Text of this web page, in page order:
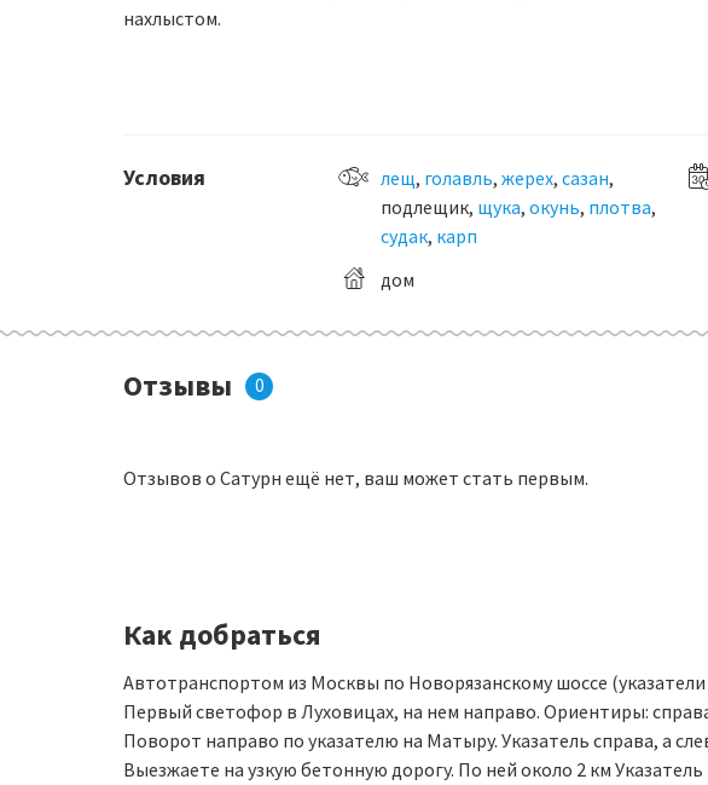
нахлыстом.
Условия лещ, голавль, жерех, сазан,
подлещик, щука, окунь, плотва,
судак, карп
дом
Отзывы 0
Отзывов о Сатурн ещё нет, ваш может стать первым.
Как добраться
Автотранспортом из Москвы по Новорязанскому шоссе
Первый светофор в Луховицах, на нем направо. Ориентиры:
Поворот направо по указателю на Матыру. Указатель справа, а
Выезжаете на узкую бетонную дорогу. По ней около 2 км